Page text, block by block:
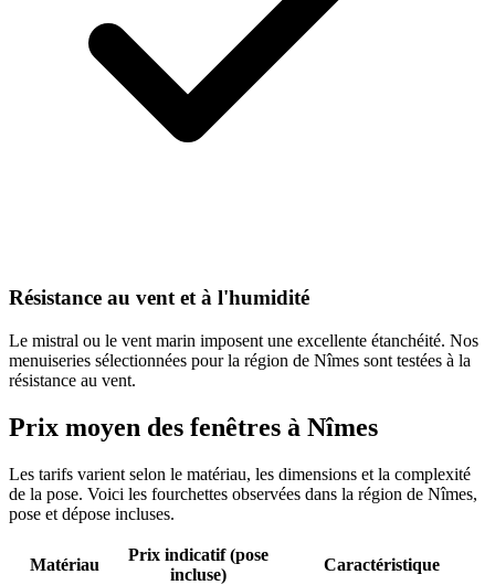
Résistance au vent et à l'humidité
Le mistral ou le vent marin imposent une excellente étanchéité. Nos
menuiseries sélectionnées pour la région de Nîmes sont testées à la
résistance au vent.
Prix moyen des fenêtres à Nîmes
Les tarifs varient selon le matériau, les dimensions et la complexité
de la pose. Voici les fourchettes observées dans la région de Nîmes,
pose et dépose incluses.
Matériau
Prix indicatif (pose
incluse)
Caractéristique